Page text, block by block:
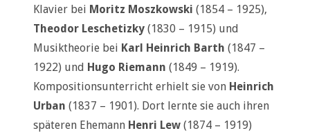
Klavier bei Moritz Moszkowski (1854 – 1925),
Theodor Leschetizky (1830 – 1915) und
Musiktheorie bei Karl Heinrich Barth (1847 –
1922) und Hugo Riemann (1849 – 1919).
Kompositionsunterricht erhielt sie von Heinrich
Urban (1837 – 1901). Dort lernte sie auch ihren
späteren Ehemann Henri Lew (1874 – 1919)